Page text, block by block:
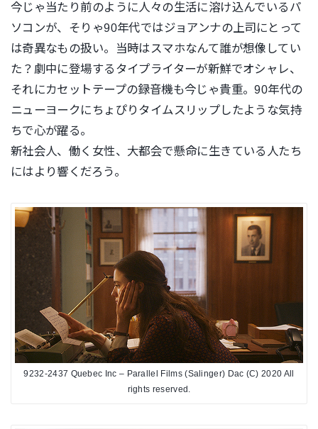
今じゃ当たり前のように人々の生活に溶け込んでいるパ
ソコンが、そりゃ90年代ではジョアンナの上司にとって
は奇異なもの扱い。当時はスマホなんて誰が想像してい
た？劇中に登場するタイプライターが新鮮でオシャレ、
それにカセットテープの録音機も今じゃ貴重。90年代の
ニューヨークにちょぴりタイムス リップしたような気持
ちで心が躍る。
新社会人、働く女性、大都会で懸命に生きている人たち
にはより響くだろう。
9232-2437 Quebec Inc – Parallel Films (Salinger) Dac (C) 2020 All
rights reserved.